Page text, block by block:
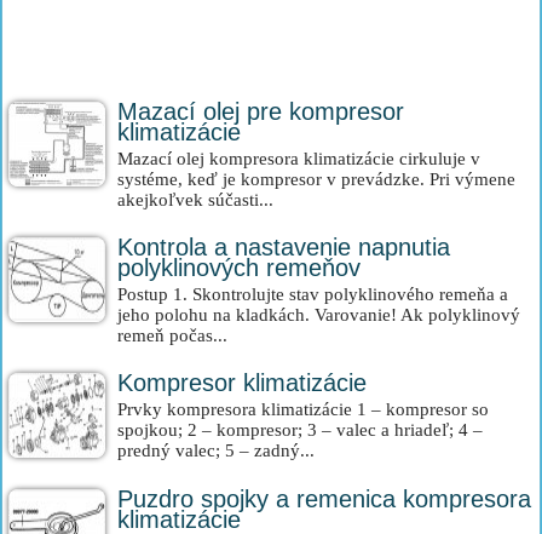
Mazací olej pre kompresor
klimatizácie
Mazací olej kompresora klimatizácie cirkuluje v
systéme, keď je kompresor v prevádzke. Pri výmene
akejkoľvek súčasti...
Kontrola a nastavenie napnutia
polyklinových remeňov
Postup 1. Skontrolujte stav polyklinového remeňa a
jeho polohu na kladkách. Varovanie! Ak polyklinový
remeň počas...
Kompresor klimatizácie
Prvky kompresora klimatizácie 1 – kompresor so
spojkou; 2 – kompresor; 3 – valec a hriadeľ; 4 –
predný valec; 5 – zadný...
Puzdro spojky a remenica kompresora
klimatizácie